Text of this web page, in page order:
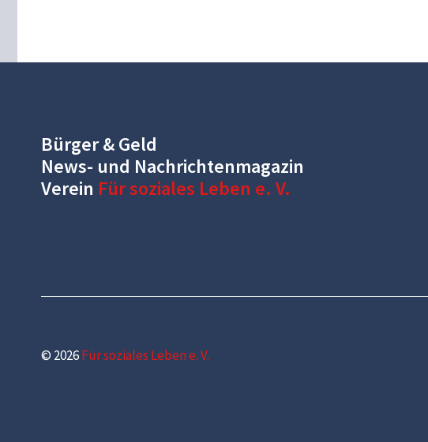
Bürger & Geld
News- und Nachrichtenmagazin
Verein Für soziales Leben e. V.
© 2026Für soziales Leben e. V.